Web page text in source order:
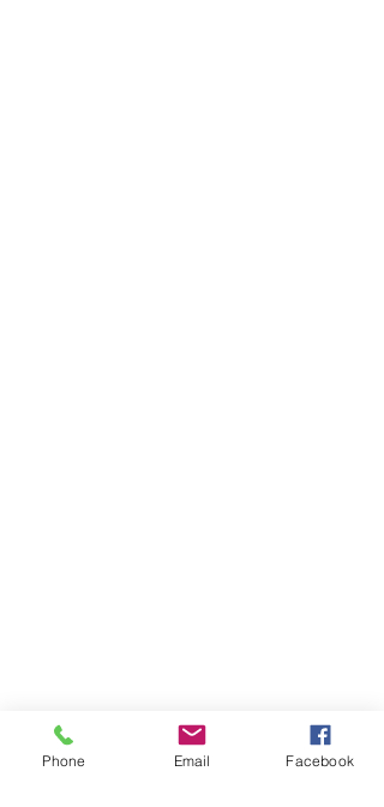
Phone Email Facebook